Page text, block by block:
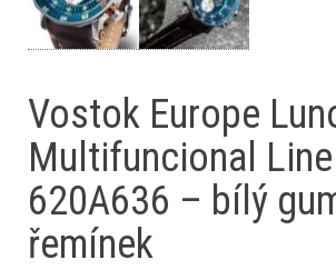
Vostok Europe
Multifuncional
620A636 – bílý
řemínek